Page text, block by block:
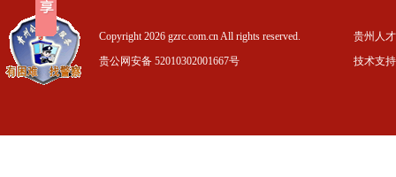
Copyright 2026 gzrc.com.cn All rights reserved.
贵公网安备 52010302001667号
贵州人
技术支